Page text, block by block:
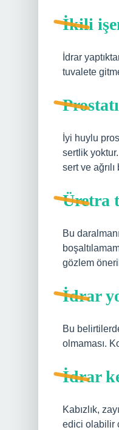
İkili
İdrar
tuvalete
İyi huylu
sertlik
sert ve
Üretra
Bu
gözlem
İdrar
Bu
olmaması.
İdrar
Kabızlık,
edici olabilir